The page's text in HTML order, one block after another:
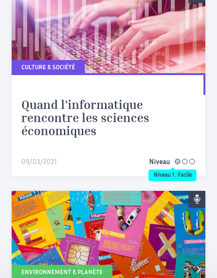
CULTURE & SOCIÉTÉ
Quand l’informatique
rencontre les sciences
économiques
09/03/2021 Niveau facile
Niveau 1 : Facile
ENVIRONNEMENT & PLANÈTE